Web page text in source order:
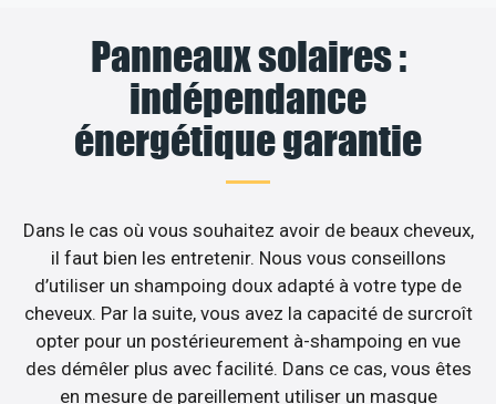
Panneaux solaires :
indépendance
énergétique garantie
Dans le cas où vous souhaitez avoir de beaux cheveux,
il faut bien les entretenir. Nous vous conseillons
d’utiliser un shampoing doux adapté à votre type de
cheveux. Par la suite, vous avez la capacité de surcroît
opter pour un postérieurement à-shampoing en vue
des démêler plus avec facilité. Dans ce cas, vous êtes
en mesure de pareillement utiliser un masque